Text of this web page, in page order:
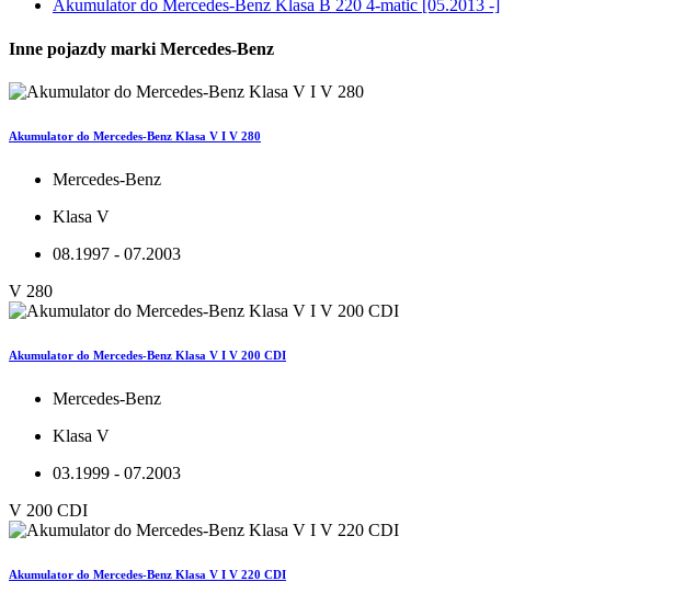
Akumulator do Mercedes-Benz Klasa B 220 4-matic [05.2013 -]
Inne pojazdy marki Mercedes-Benz
Akumulator do Mercedes-Benz Klasa V I V 280
Mercedes-Benz
Klasa V
08.1997 - 07.2003
V 280
Akumulator do Mercedes-Benz Klasa V I V 200 CDI
Mercedes-Benz
Klasa V
03.1999 - 07.2003
V 200 CDI
Akumulator do Mercedes-Benz Klasa V I V 220 CDI